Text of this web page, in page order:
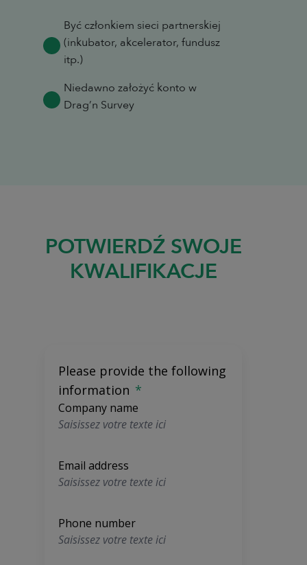
Być członkiem sieci partnerskiej
(inkubator, akcelerator, fundusz
itp.)
Niedawno założyć konto w
Drag’n Survey
POTWIERDŹ SWOJE
KWALIFIKACJE